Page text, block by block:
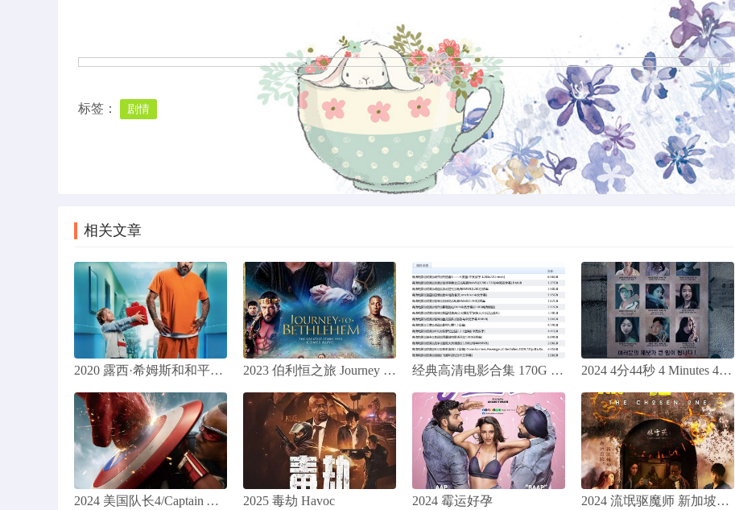
标签： 剧情
小可怜 2023 Poor Things 蓝光高清下载45.09G
下一篇
2023年 漂流人生 Drift 高清电影分享
相关文章
2020 露西·希姆斯和和平王子 / Lucy Shimmers and the Prince of Peace 2023 伯利恒之旅 Journey to Bethlehem 基督教电影 经典高清电影合集 170G BT种子下载 2024 4分44秒 4 Minutes 44 Seconds
2024 美国队长4/Captain America 4/Captain America: New World Order/美国队长：无畏新世界( 2025 毒劫 Havoc 2024 霉运好孕 2024 流氓驱魔师 新加坡电影